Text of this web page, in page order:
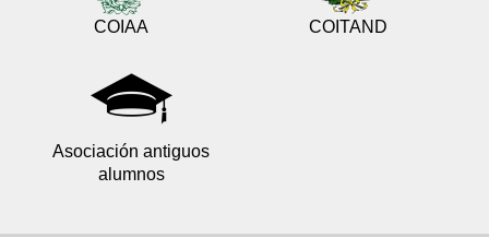
COIAA COITAND
Asociación antiguos
alumnos